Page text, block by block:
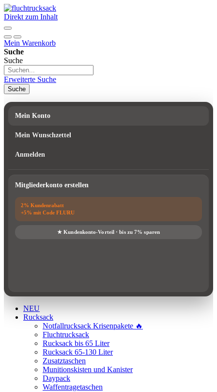
Direkt zum Inhalt
Mein Warenkorb
Suche
Suche
Erweiterte Suche
Suche
Mein Konto
Mein Wunschzettel
Anmelden
Mitgliederkonto erstellen
NEU
Rucksack
Notfallrucksack Krisenpakete 🔥
Fluchtrucksack
Rucksack bis 65 Liter
Rucksack 65-130 Liter
Zusatztaschen
Munitionskisten und Kanister
Daypack
Waffentragetaschen